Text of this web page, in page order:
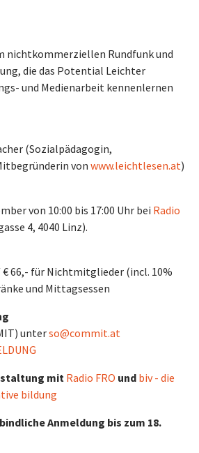
nichtkommerziellen Rundfunk und
die das Potential Leichter
und Medienarbeit kennenlernen
(Sozialpädagogin,
von www.leichtlesen.at)
von 10:00 bis 17:00 Uhr bei Radio
4, 4040 Linz).
66,- für Nichtmitglieder (incl. 10%
und Mittagsessen
unterso@commit.at
mitRadio FRO und biv - die
bildung
Anmeldung bis zum 18.